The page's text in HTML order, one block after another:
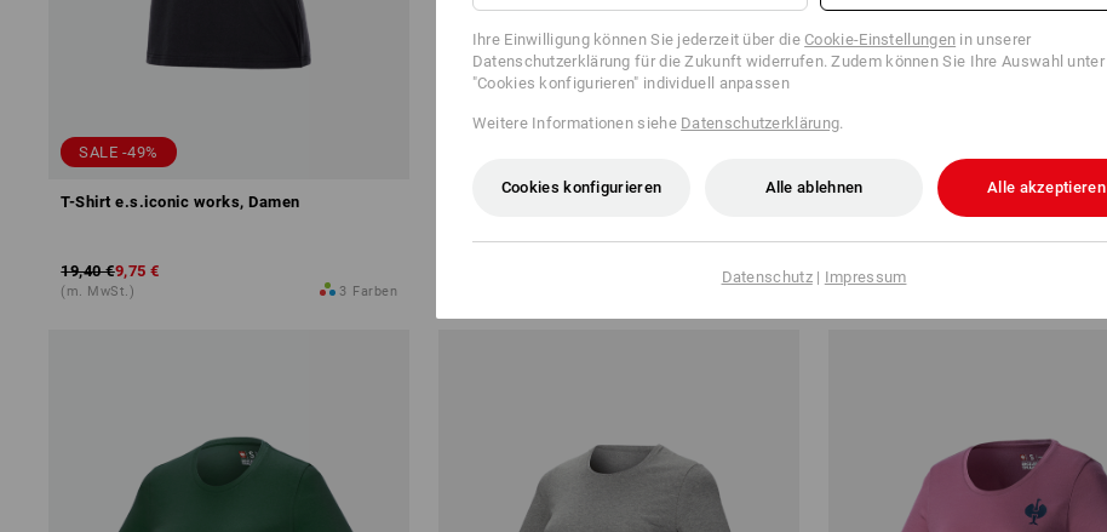
SALE -49%
T-Shirt e.s.iconic works, Damen
19,40 €9,75 €
(m. MwSt.) 3 Farben
e.s. T-Shirt cotton stretch, Damen e.s. T-Shirt cotton slub, Damen
ab 14,52 €
(m. MwSt.) ab 10 Stück
Ihre Einwilligung können Sie jederzeit über dieCookie-Einstellungen in unserer
Datenschutzerklärung für die Zukunft widerrufen. Zudem können Sie Ihre Auswahl unter
"Cookies konfigurieren" individuell anpassen
Weitere Informationen siehe Datenschutzerklärung.
Cookies konfigurieren Alle ablehnen Alle akzeptieren
Datenschutz| Impressum